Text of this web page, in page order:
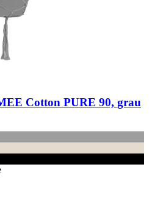
Cotton PURE 90, grau